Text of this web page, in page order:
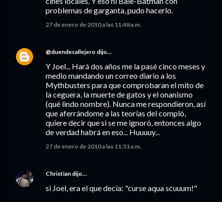
problemas de garganta, pudo hacerlo.
27 de enero de 2010 a las 11:48 a.m.
@duendecallejero dijo…
Y Joel... Hará dos años me la pasé cinco meses y
medio mandando un correo diario a los
Mythbusters para que comprobaran el mito de
la ceguera, la muerte de gatos y el onanismo
(qué lindo nombre). Nunca me respondieron, así
que aferrándome a las teorías del compló,
quiere decir que si se me ignoró, entonces algo
de verdad habrá en eso... Huuuuy...
27 de enero de 2010 a las 11:51 a.m.
Christian dijo…
si Joel, era el que decía: "curse aqua scuuum!"